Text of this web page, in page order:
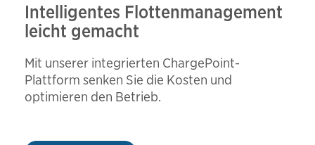
Intelligentes Flottenmanagement
leicht gemacht
Mit unserer integrierten ChargePoint-
Plattform senken Sie die Kosten und
optimieren den Betrieb.